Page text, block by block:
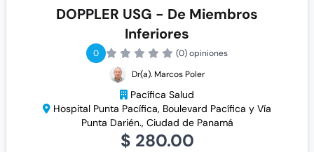
DOPPLER USG - De Miembros
Inferiores
0
(0) opiniones
Dr(a). Marcos Poler
Pacífica Salud
Hospital Punta Pacífica, Boulevard Pacífica y Vía
Punta Darién., Ciudad de Panamá
$ 280.00